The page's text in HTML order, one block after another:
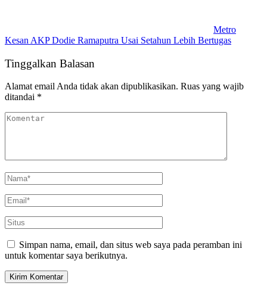
Metro
Kesan AKP Dodie Ramaputra Usai Setahun Lebih Bertugas
Tinggalkan Balasan
Alamat email Anda tidak akan dipublikasikan. Ruas yang wajib
ditandai *
Simpan nama, email, dan situs web saya pada peramban ini
untuk komentar saya berikutnya.